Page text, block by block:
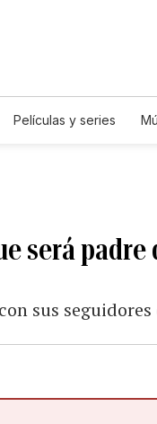
Películas y series
será padre
sus seguidores